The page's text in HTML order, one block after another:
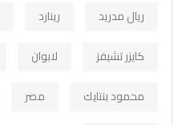
ريال مدريد
رينارد
كايزر تشيفز
لابوان
محمود بنتايك
مصر